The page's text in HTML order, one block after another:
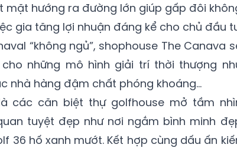
hướng ra đường lớn giúp gấp đôi
gia tăng lợi nhuận đáng kể cho chủ đầu
“không ngủ”, shophouse The Canava
những mô hình giải trí thời thượng
nhà hàng đậm chất phóng khoáng…
các căn biệt thự golfhouse mở tầm
tuyệt đẹp như nơi ngắm bình minh
36 hố xanh mướt. Kết hợp cùng dấu ấn